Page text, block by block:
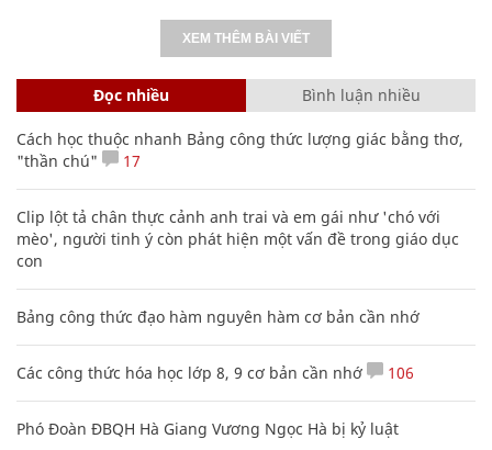
XEM THÊM BÀI VIẾT
Đọc nhiều Bình luận nhiều
Cách học thuộc nhanh Bảng công thức lượng giác bằng thơ,
"thần chú"
17
Clip lột tả chân thực cảnh anh trai và em gái như 'chó với
mèo', người tinh ý còn phát hiện một vấn đề trong giáo dục
con
Bảng công thức đạo hàm nguyên hàm cơ bản cần nhớ
Các công thức hóa học lớp 8, 9 cơ bản cần nhớ 106
Phó Đoàn ĐBQH Hà Giang Vương Ngọc Hà bị kỷ luật